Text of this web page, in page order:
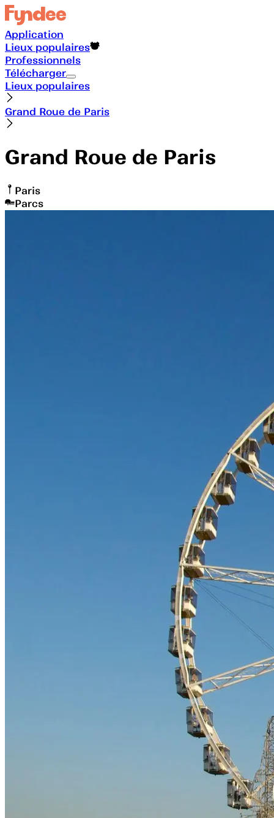
Application
Lieux populaires
Professionnels
Télécharger
Lieux populaires
Grand Roue de Paris
Grand Roue de Paris
Paris
Parcs